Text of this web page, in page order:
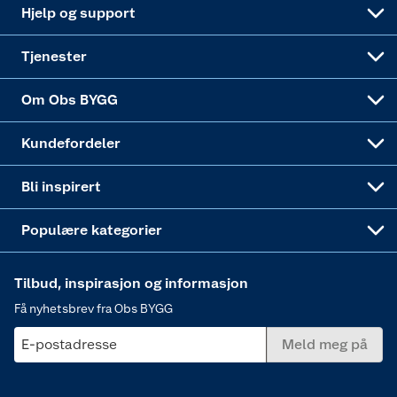
Hjelp og support
Tjenester
Om Obs BYGG
Kundefordeler
Bli inspirert
Populære kategorier
Tilbud, inspirasjon og informasjon
Få nyhetsbrev fra Obs BYGG
E-postadresse Meld meg på